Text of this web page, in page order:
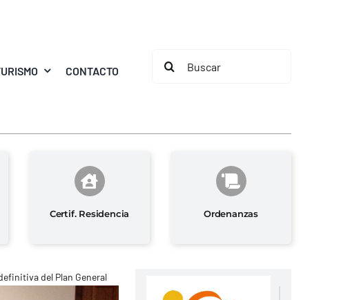
CONTACTO
Buscar:
Certif. Residencia Ordenanzas
del Plan General